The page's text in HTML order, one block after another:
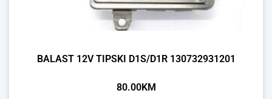
BALAST 12V TIPSKI D1S/D1R 130732931201
80.00KM